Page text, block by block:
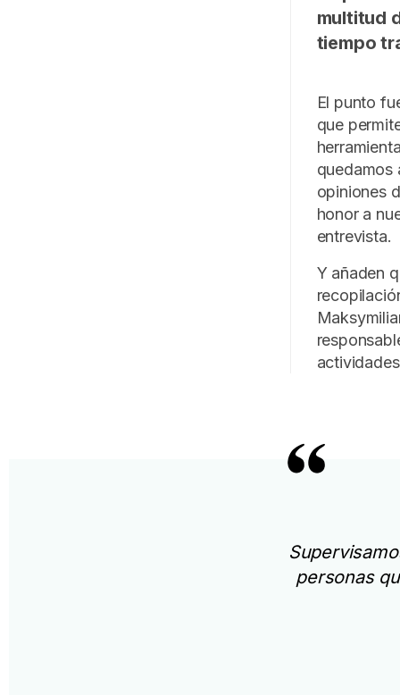
multitud
tiempo
El punto
que
quedamos
opiniones
honor a
entrevista.
Y añaden
personas